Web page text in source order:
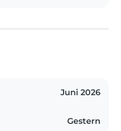
Juni 2026
Gestern